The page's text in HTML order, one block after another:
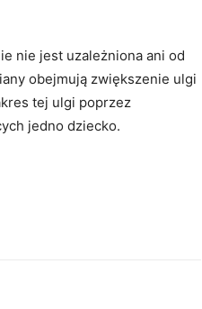
nie jest uzależniona ani od
obejmują zwiększenie ulgi
tej ulgi poprzez
jedno dziecko.